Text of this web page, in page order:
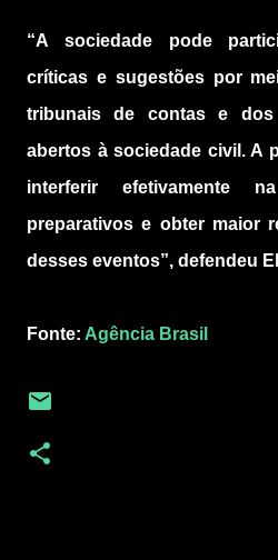
“A sociedade pode
críticas e sugestões por
tribunais de contas e dos
abertos à sociedade civil. A
interferir efetivamente
preparativos e obter maior
desses eventos”, defendeu
Fonte: Agência Brasil